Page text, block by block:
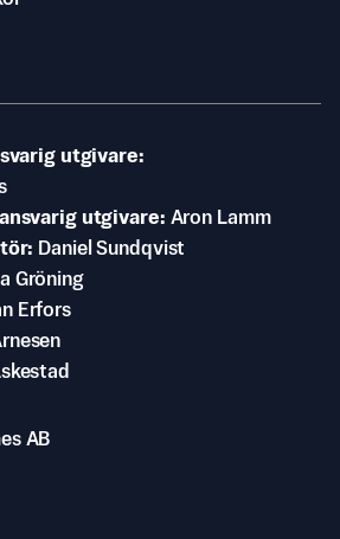
utgivare
utgivare Aron Lamm
Daniel Sundqvist
Gröning
Erfors
AB